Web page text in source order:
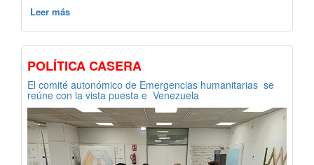
Leer más
POLÍTICA CASERA
El comité autonómico de Emergencias humanitarias se
reúne con la vista puesta e Venezuela